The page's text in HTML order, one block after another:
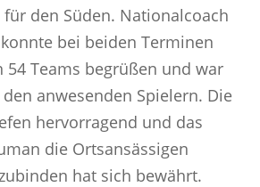
den Süden. Nationalcoach
bei beiden Terminen
54 Teams begrüßen und war
anwesenden Spielern. Die
hervorragend und das
die Ortsansässigen
hat sich bewährt.